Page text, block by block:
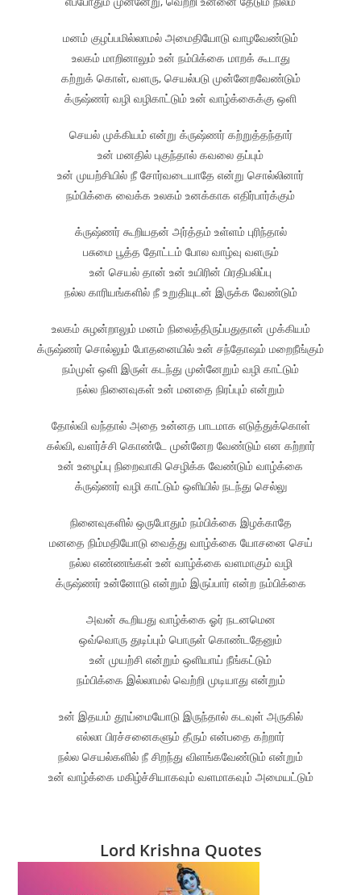
மனம் குழப்பமில்லாமல் அமைதியோடு வாழவேண்டும்
உலகம் மாறினாலும் உன் நம்பிக்கை மாறக் கூடாது
கற்றுக் கொள், வளரு, செயல்படு முன்னேறவேண்டும்
க்ருஷ்ணர் வழி வழிகாட்டும் உன் வாழ்க்கைக்கு ஒளி
செயல் முக்கியம் என்று க்ருஷ்ணர் கற்றுத்தந்தார்
உன் மனதில் புகுந்தால் கவலை தப்பும்
உன் முயற்சியில் நீ சோர்வடையாதே என்று சொல்லினார்
நம்பிக்கை வைக்க உலகம் உனக்காக எதிர்பார்க்கும்
க்ருஷ்ணர் கூறியதன் அர்த்தம் உள்ளம் புரிந்தால்
பசுமை பூத்த தோட்டம் போல வாழ்வு வளரும்
உன் செயல் தான் உன் உயிரின் பிரதிபலிப்பு
நல்ல காரியங்களில் நீ உறுதியுடன் இருக்க வேண்டும்
உலகம் சுழன்றாலும் மனம் நிலைத்திருப்பதுதான் முக்கியம்
க்ருஷ்ணர் சொல்லும் போதனையில் உன் சந்தோஷம் மறைநீங்கும்
நம்முள் ஒளி இருள் கடந்து முன்னேறும் வழி காட்டும்
நல்ல நினைவுகள் உன் மனதை நிரப்பும் என்றும்
தோல்வி வந்தால் அதை உன்னத பாடமாக எடுத்துக்கொள்
கல்வி, வளர்ச்சி கொண்டே முன்னேற வேண்டும் என கற்றார்
உன் உழைப்பு நிறைவாகி செழிக்க வேண்டும் வாழ்க்கை
க்ருஷ்ணர் வழி காட்டும் ஒளியில் நடந்து செல்லு
நினைவுகளில் ஒருபோதும் நம்பிக்கை இழக்காதே
மனதை நிம்மதியோடு வைத்து வாழ்க்கை யோசனை செய்
நல்ல எண்ணங்கள் உன் வாழ்க்கை வளமாகும் வழி
க்ருஷ்ணர் உன்னோடு என்றும் இருப்பார் என்ற நம்பிக்கை
அவன் கூறியது வாழ்க்கை ஓர் நடனமென
ஒவ்வொரு துடிப்பும் பொருள் கொண்டதேனும்
உன் முயற்சி என்றும் ஒளியாய் நீங்கட்டும்
நம்பிக்கை இல்லாமல் வெற்றி முடியாது என்றும்
உன் இதயம் தூய்மையோடு இருந்தால் கடவுள் அருகில்
எல்லா பிரச்சனைகளும் தீரும் என்பதை கற்றார்
நல்ல செயல்களில் நீ சிறந்து விளங்கவேண்டும் என்றும்
உன் வாழ்க்கை மகிழ்ச்சியாகவும் வளமாகவும் அமையட்டும்
Lord Krishna Quotes